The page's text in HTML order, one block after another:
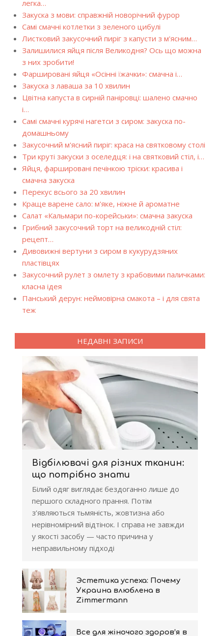
легка…
Закуска з мови: справжній новорічний фурор
Самі смачні котлетки з зеленого цибулі
Листковий закусочний пиріг з капусти з м'ясним…
Залишилися яйця після Великодня? Ось що можна
з них зробити!
Фаршировані яйця «Осінні їжачки»: смачна і…
Закуска з лаваша за 10 хвилин
Цвітна капуста в сирній паніровці: шалено смачно
і…
Самі смачні курячі нагетси з сиром: закуска по-
домашньому
Закусочний м'ясний пиріг: краса на святковому столі
Три круті закуски з оселедця: і на святковий стіл, і…
Яйця, фаршировані печінкою тріски: красива і
смачна закуска
Перекус всього за 20 хвилин
Краще варене сало: м'яке, ніжне й ароматне
Салат «Кальмари по-корейськи»: смачна закуска
Грибний закусочний торт на великодній стіл:
рецепт…
Дивовижні вертуни з сиром в кукурудзяних
пластівцях
Закусочний рулет з омлету з крабовими паличками:
класна ідея
Панський дерун: неймовірна смакота – і для свята
теж
НЕДАВНІ ЗАПИСИ
Відбілювачі для різних тканин:
що потрібно знати
Білий одяг виглядає бездоганно лише до
першого складного прання. Потім
з’являються тьмяність, жовтизна або
нерівномірний відтінок. І справа не завжди
у якості засобу — часто причина у
неправильному підході
Эстетика успеха: Почему
Украина влюблена в
Zimmermann
Все для жіночого здоров’я в